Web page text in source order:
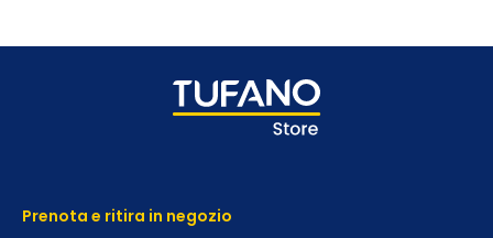
Prenota e ritira in negozio